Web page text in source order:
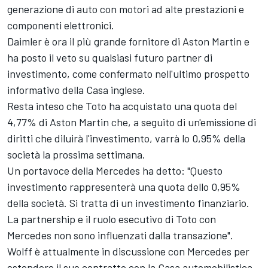
generazione di auto con motori ad alte prestazioni e
componenti elettronici.
Daimler è ora il più grande fornitore di Aston Martin e
ha posto il veto su qualsiasi futuro partner di
investimento, come confermato nell'ultimo prospetto
informativo della Casa inglese.
Resta inteso che Toto ha acquistato una quota del
4,77% di Aston Martin che, a seguito di un'emissione di
diritti che diluirà l'investimento, varrà lo 0,95% della
società la prossima settimana.
Un portavoce della Mercedes ha detto: "Questo
investimento rappresenterà una quota dello 0,95%
della società. Si tratta di un investimento finanziario.
La partnership e il ruolo esecutivo di Toto con
Mercedes non sono influenzati dalla transazione".
Wolff è attualmente in discussione con Mercedes per